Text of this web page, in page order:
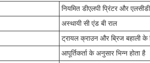
नियमित डीएलपी प्रिंटर और
अस्थायी सी एंड बी राल
ट्रायल क्राउन और ब्रिज बहाली के
आपूर्तिकर्ता के अनुसार भिन्न होता है